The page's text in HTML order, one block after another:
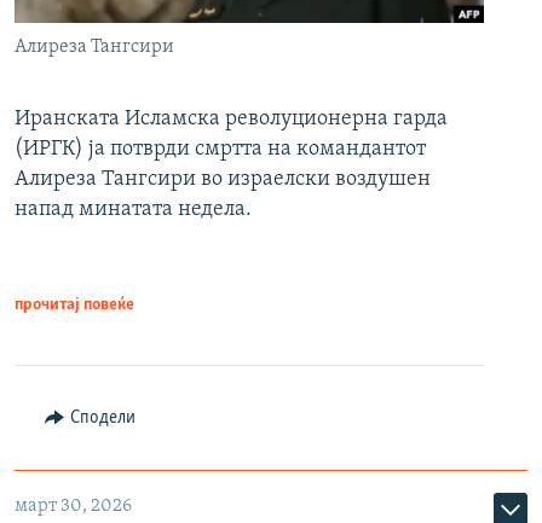
Алиреза Тангсири
Иранската Исламска револуционерна гарда
(ИРГК) ја потврди смртта на командантот
Алиреза Тангсири во израелски воздушен
напад минатата недела.
прочитај повеќе
Сподели
март 30, 2026